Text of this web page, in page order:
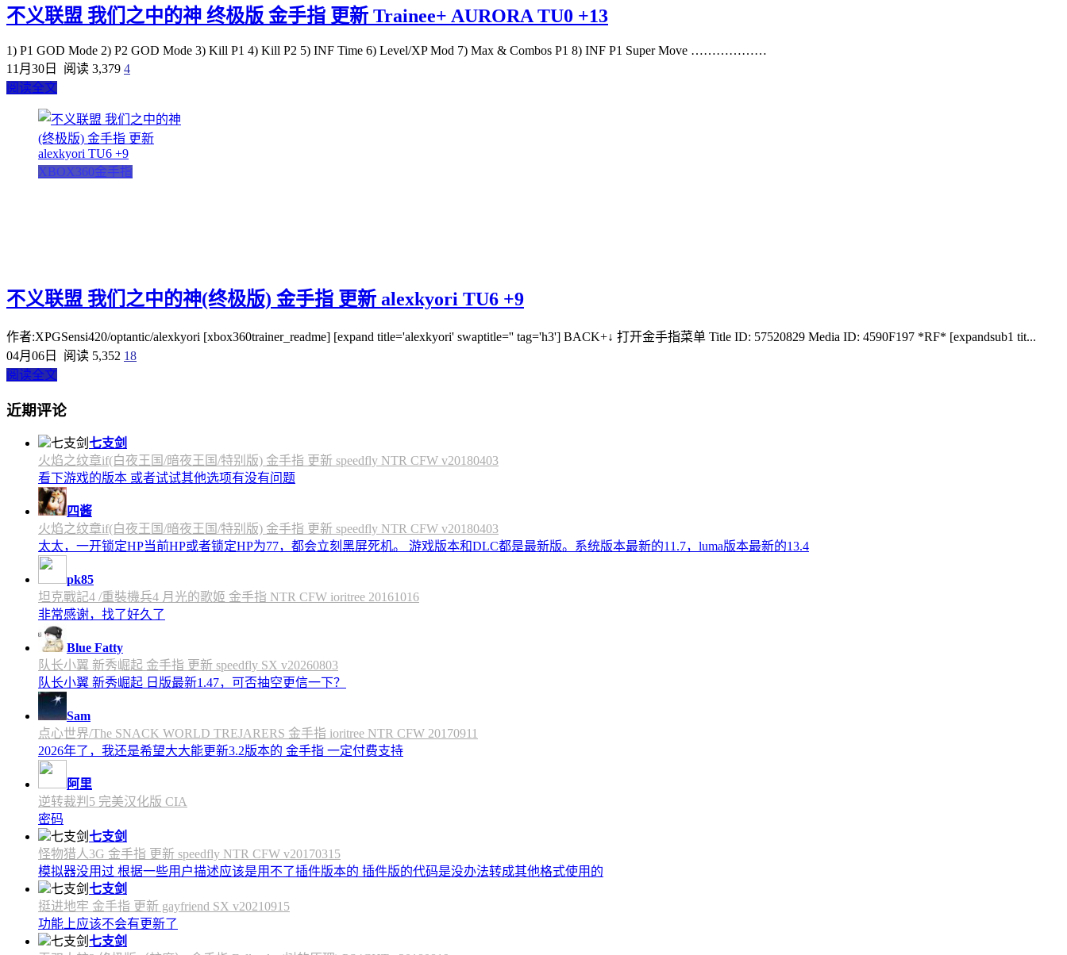
不义联盟 我们之中的神 终极版 金手指 更新 Trainee+ AURORA TU0 +13
1) P1 GOD Mode 2) P2 GOD Mode 3) Kill P1 4) Kill P2 5) INF Time 6) Level/XP Mod 7) Max & Combos P1 8) INF P1 Super Move ………………
11月30日
阅读 3,379 4
阅读全文
XBOX360金手指
不义联盟 我们之中的神(终极版) 金手指 更新 alexkyori TU6 +9
作者:XPGSensi420/optantic/alexkyori [xbox360trainer_readme] [expand title='alexkyori' swaptitle='' tag='h3'] BACK+↓ 打开金手指菜单 Title ID: 57520829 Media ID: 4590F197 *RF* [expandsub1 tit...
04月06日
阅读 5,352 18
阅读全文
近期评论
七支剑
火焰之纹章if(白夜王国/暗夜王国/特别版) 金手指 更新 speedfly NTR CFW v20180403
看下游戏的版本 或者试试其他选项有没有问题
四酱
火焰之纹章if(白夜王国/暗夜王国/特别版) 金手指 更新 speedfly NTR CFW v20180403
太太，一开锁定HP当前HP或者锁定HP为77，都会立刻黑屏死机。 游戏版本和DLC都是最新版。系统版本最新的11.7，luma版本最新的13.4
pk85
坦克戰記4 /重裝機兵4 月光的歌姬 金手指 NTR CFW ioritree 20161016
非常感谢，找了好久了
Blue Fatty
队长小翼 新秀崛起 金手指 更新 speedfly SX v20260803
队长小翼 新秀崛起 日版最新1.47，可否抽空更信一下？
Sam
点心世界/The SNACK WORLD TREJARERS 金手指 ioritree NTR CFW 20170911
2026年了，我还是希望大大能更新3.2版本的 金手指 一定付费支持
阿里
逆转裁判5 完美汉化版 CIA
密码
七支剑
怪物猎人3G 金手指 更新 speedfly NTR CFW v20170315
模拟器没用过 根据一些用户描述应该是用不了插件版本的 插件版的代码是没办法转成其他格式使用的
七支剑
挺进地牢 金手指 更新 gayfriend SX v20210915
功能上应该不会有更新了
七支剑